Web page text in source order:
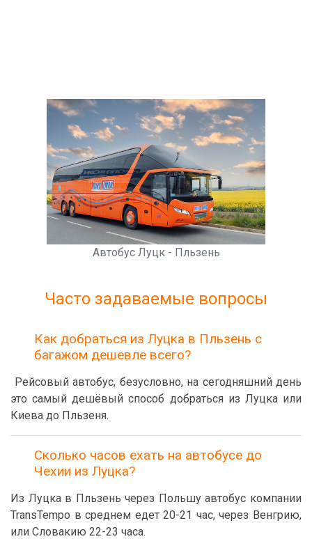
Автобус Луцк - Пльзень
Часто задаваемые вопросы
Как добраться из Луцка в Пльзень с
багажом дешевле всего?
Рейсовый автобус, безусловно, на сегодняшний день
это самый дешёвый способ добраться из Луцка или
Киева до Пльзеня.
Сколько часов ехать на автобусе до
Чехии из Луцка?
Из Луцка в Пльзень через Польшу автобус компании
TransTempo в среднем едет 20-21 час, через Венгрию,
или Словакию 22-23 часа.